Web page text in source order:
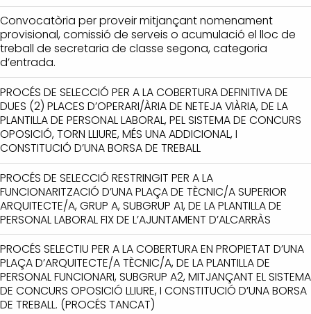
Convocatòria per proveir mitjançant nomenament
provisional, comissió de serveis o acumulació el lloc de
treball de secretaria de classe segona, categoria
d’entrada.
PROCÉS DE SELECCIÓ PER A LA COBERTURA DEFINITIVA DE
DUES (2) PLACES D’OPERARI/ÀRIA DE NETEJA VIÀRIA, DE LA
PLANTILLA DE PERSONAL LABORAL, PEL SISTEMA DE CONCURS
OPOSICIÓ, TORN LLIURE, MÉS UNA ADDICIONAL, I
CONSTITUCIÓ D’UNA BORSA DE TREBALL
PROCÉS DE SELECCIÓ RESTRINGIT PER A LA
FUNCIONARITZACIÓ D’UNA PLAÇA DE TÈCNIC/A SUPERIOR
ARQUITECTE/A, GRUP A, SUBGRUP A1, DE LA PLANTILLA DE
PERSONAL LABORAL FIX DE L’AJUNTAMENT D’ALCARRÀS
PROCÉS SELECTIU PER A LA COBERTURA EN PROPIETAT D’UNA
PLAÇA D’ARQUITECTE/A TÈCNIC/A, DE LA PLANTILLA DE
PERSONAL FUNCIONARI, SUBGRUP A2, MITJANÇANT EL SISTEMA
DE CONCURS OPOSICIÓ LLIURE, I CONSTITUCIÓ D’UNA BORSA
DE TREBALL. (PROCÉS TANCAT)